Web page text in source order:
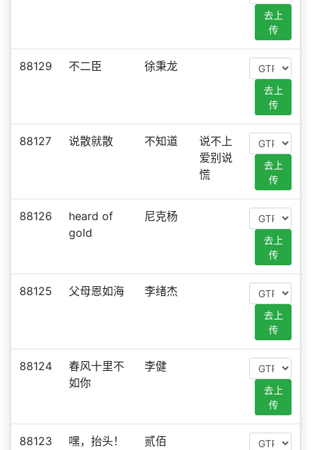
去上
传
88129 不二臣 徐秉龙
去上
传
88127 说散就散 不知道
说不上
爱别说
慌
去上
传
88126
heard of
gold
尼克杨
去上
传
88125 父母恩如海 李绪杰
去上
传
88124
春风十里不
如你
李健
去上
传
88123 嘿，抬头！ 贰佰